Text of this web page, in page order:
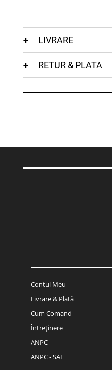
LIVRARE
RETUR & PLATA
Contul Meu
Livrare & Plată
Cum Comand
Întreținere
ANPC
ANPC - SAL